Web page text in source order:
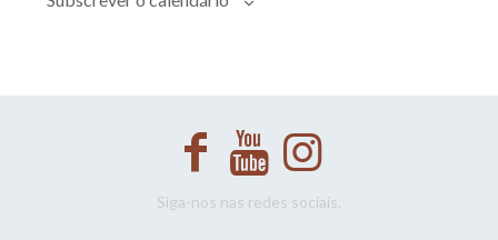
Siga-nos nas redes sociais.